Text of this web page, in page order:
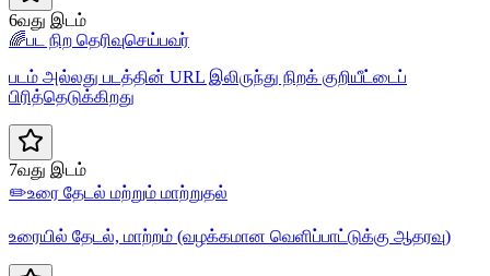
6வது இடம்
🌈பட நிற தெரிவுசெய்பவர்
படம் அல்லது படத்தின் URL இலிருந்து நிறக் குறியீட்டைப்
பிரித்தெடுக்கிறது
7வது இடம்
✏️உரை தேடல் மற்றும் மாற்றுதல்
உரையில் தேடல், மாற்றம் (வழக்கமான வெளிப்பாட்டுக்கு ஆதரவு)